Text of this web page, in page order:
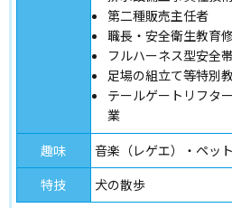
第二種販売主任者
職長・安全衛生教育
フルハーネス型安全
足場の組立て等特別
テールゲートリフタ
業
趣味
音楽（レゲエ）・ペット
特技
犬の散歩